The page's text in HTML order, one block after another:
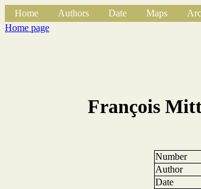
Home Authors Date Maps
Home page
François
Number
Author
Date